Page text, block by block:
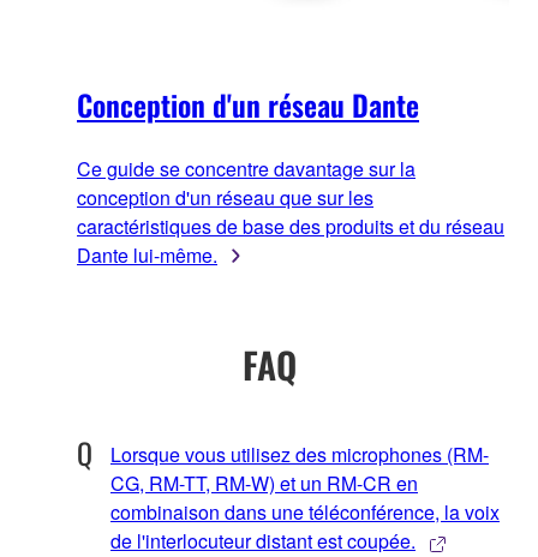
Conception d'un réseau Dante
Ce guide se concentre davantage sur la
conception d'un réseau que sur les
caractéristiques de base des produits et du réseau
Dante lui-même.
FAQ
Lorsque vous utilisez des microphones (RM-
CG, RM-TT, RM-W) et un RM-CR en
combinaison dans une téléconférence, la voix
de l'interlocuteur distant est coupée.